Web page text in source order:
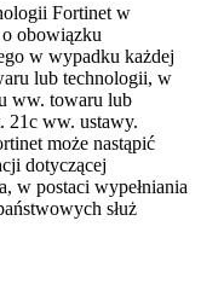
Fortinet w
obowiązku
w wypadku każdej
lub technologii, w
ww. towaru lub
21c ww. ustawy.
może nastąpić
dotyczącej
w postaci wypełniania
służ